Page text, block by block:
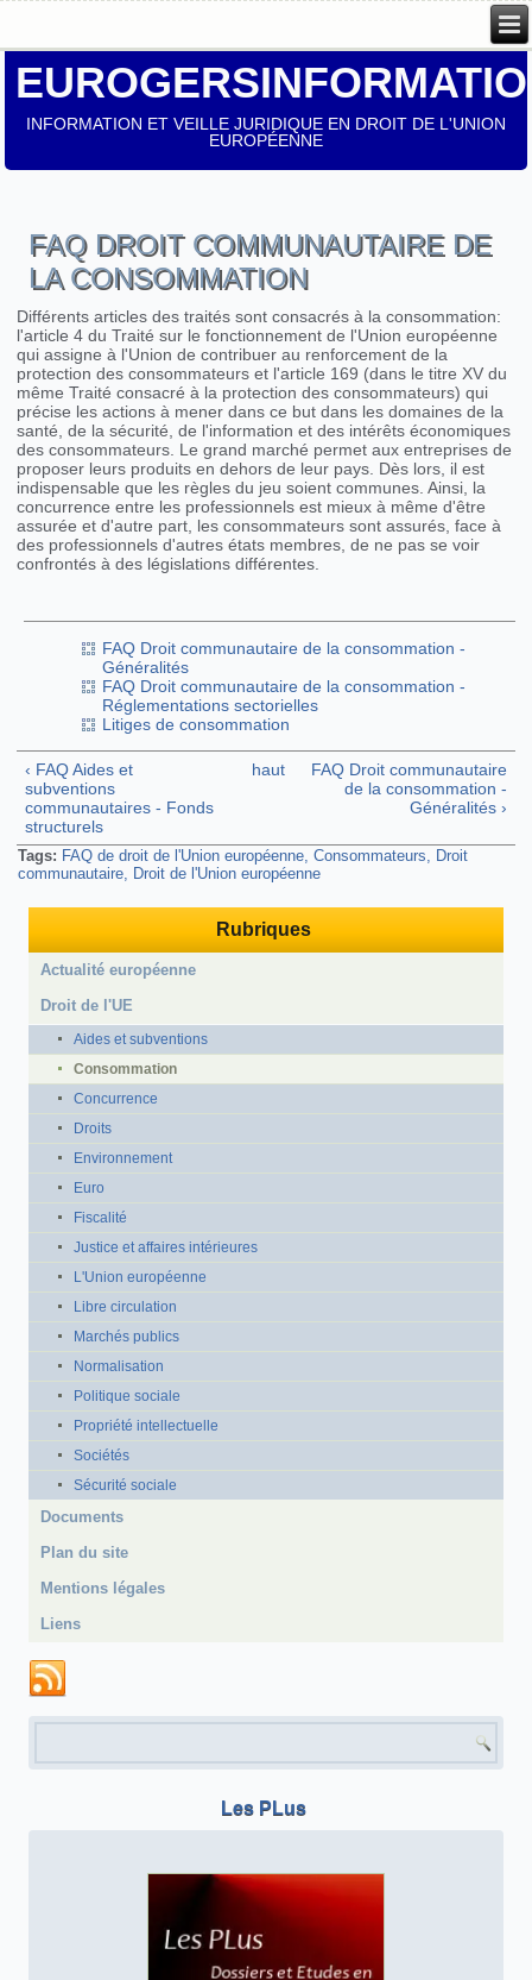
INFORMATION ET VEILLE JURIDIQUE EN DROIT DE L'UNION
EUROPÉENNE
FAQ DROIT COMMUNAUTAIRE DE
LA CONSOMMATION
Différents articles des traités sont consacrés à la consommation:
l'article 4 du Traité sur le fonctionnement de l'Union européenne
qui assigne à l'Union de contribuer au renforcement de la
protection des consommateurs et l'article 169 (dans le titre XV du
même Traité consacré à la protection des consommateurs) qui
précise les actions à mener dans ce but dans les domaines de la
santé, de la sécurité, de l'information et des intérêts économiques
des consommateurs. Le grand marché permet aux entreprises de
proposer leurs produits en dehors de leur pays. Dès lors, il est
indispensable que les règles du jeu soient communes. Ainsi, la
concurrence entre les professionnels est mieux à même d'être
assurée et d'autre part, les consommateurs sont assurés, face à
des professionnels d'autres états membres, de ne pas se voir
confrontés à des législations différentes.
FAQ Droit communautaire de la consommation -
Généralités
FAQ Droit communautaire de la consommation -
Réglementations sectorielles
Litiges de consommation
‹ FAQ Aides et
subventions
communautaires - Fonds
structurels
haut
FAQ Droit communautaire
de la consommation -
Généralités ›
Tags: FAQ de droit de l'Union européenne Consommateurs
Droit
communautaire
Droit de l'Union européenne
Rubriques
Actualité européenne
Droit de l'UE
Aides et subventions
Consommation
Concurrence
Droits
Environnement
Euro
Fiscalité
Justice et affaires intérieures
L'Union européenne
Libre circulation
Marchés publics
Normalisation
Politique sociale
Propriété intellectuelle
Sociétés
Sécurité sociale
Documents
Plan du site
Mentions légales
Liens
Les PLus